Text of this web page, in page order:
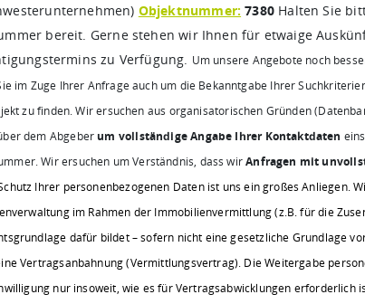
Objektnummer: 7380 Halten Sie
bereit. Gerne stehen wir Ihnen für etwaige
zu Verfügung. Um unsere Angebote noch
im Zuge Ihrer Anfrage auch um die Bekanntgabe Ihrer
zu finden.Wir ersuchen aus organisatorischen Gründen
dem Abgeber um vollständige Angabe Ihrer Kontaktdaten
Wir ersuchen um Verständnis, dass wirAnfragen mit
Ihrer personenbezogenen Daten ist uns ein großes Anliegen.
im Rahmen der Immobilienvermittlung (z.B. für die
dafür bildet – sofern nicht eine gesetzliche Grundlage
Vertragsanbahnung (Vermittlungsvertrag). Die Weitergabe
nur insoweit, wie es für Vertragsabwicklungen erforderlich